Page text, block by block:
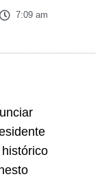
7:09 am